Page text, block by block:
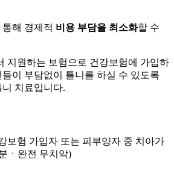
해 경제적 비용 부담을 최소화할 수
지원하는 보험으로 건강보험에 가입하
이 부담없이 틀니를 하실 수 있도록
치료입니다.
보험 가입자 또는 피부양자 중 치아가
ㆍ완전 무치악)